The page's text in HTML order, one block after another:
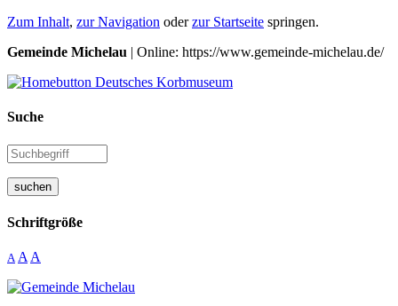
Zum Inhalt, zur Navigation oderzur Startseite springen.
Gemeinde Michelau | Online: https://www.gemeinde-michelau.de/
Suche
suchen
Schriftgröße
A A A